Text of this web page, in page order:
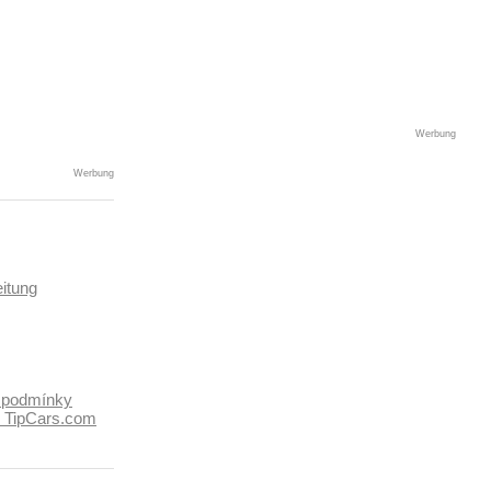
Werbung
Werbung